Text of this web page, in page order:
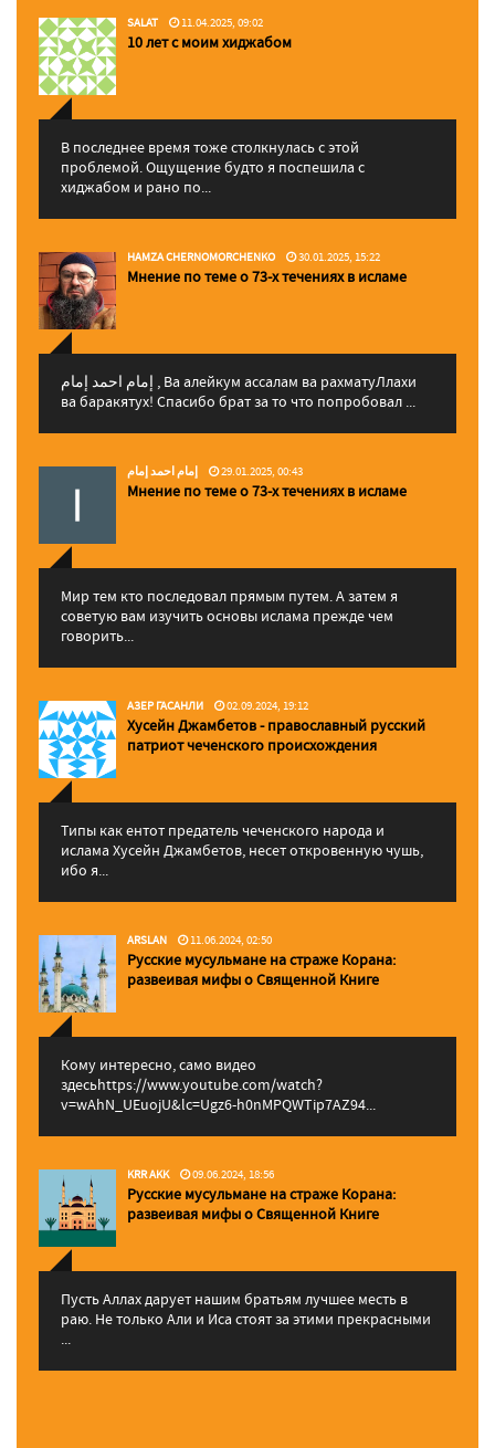
SALAT 11.04.2025, 09:02
10 лет с моим хиджабом
В последнее время тоже столкнулась с этой
проблемой. Ощущение будто я поспешила с
хиджабом и рано по...
HAMZA CHERNOMORCHENKO 30.01.2025, 15:22
Мнение по теме о 73-х течениях в исламе
إمام احمد إمام , Ва алейкум ассалам ва рахматуЛлахи
ва баракятух! Спасибо брат за то что попробовал ...
إمام احمد إمام 29.01.2025, 00:43
Мнение по теме о 73-х течениях в исламе
Мир тем кто последовал прямым путем. А затем я
советую вам изучить основы ислама прежде чем
говорить...
АЗЕР ГАСАНЛИ 02.09.2024, 19:12
Хусейн Джамбетов - православный русский
патриот чеченского происхождения
Типы как ентот предатель чеченского народа и
ислама Хусейн Джамбетов, несет откровенную чушь,
ибо я...
ARSLAN 11.06.2024, 02:50
Русские мусульмане на страже Корана:
pазвеивая мифы о Священной Книге
Кому интересно, само видео
здесьhttps://www.youtube.com/watch?
v=wAhN_UEuojU&lc=Ugz6-h0nMPQWTip7AZ94...
KRR AKK 09.06.2024, 18:56
Русские мусульмане на страже Корана:
pазвеивая мифы о Священной Книге
Пусть Аллах дарует нашим братьям лучшее месть в
раю. Не только Али и Иса стоят за этими прекрасными
...